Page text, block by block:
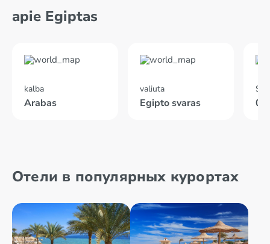
apie Egiptas
kalba
Arabas
valiuta
Egipto svaras
Отели в популярных курортах